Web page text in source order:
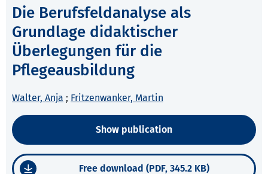
Die Berufsfeldanalyse als
Grundlage didaktischer
Überlegungen für die
Pflegeausbildung
Walter, Anja ; Fritzenwanker, Martin
Show publication
Free download (PDF, 345.2 KB)